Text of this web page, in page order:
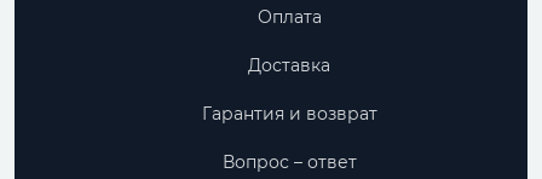
Оплата
Доставка
Гарантия и возврат
Вопрос – ответ